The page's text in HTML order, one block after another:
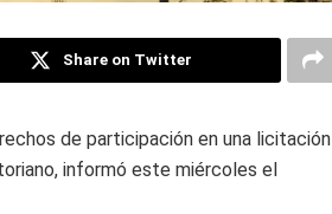
Share on Twitter
de participación en una licitación
informó este miércoles el